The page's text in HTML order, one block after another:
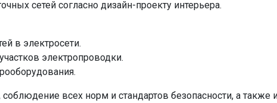
сетей согласно дизайн-проекту интерьера.
в электросети.
электропроводки.
всех норм и стандартов безопасности, а